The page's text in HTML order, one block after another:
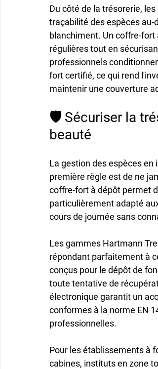
Du côté de la trésorerie,
traçabilité des espèces au-
blanchiment. Un coffre-
régulières tout en
professionnels
fort certifié, ce qui rend
maintenir une couverture
🛡️ Sécuriser la
beauté
La gestion des espèces
première règle est de ne
coffre-fort à dépôt permet
particulièrement adapté
cours de journée sans
Les gammes Hartmann
répondant parfaitement à
conçus pour le dépôt de
toute tentative de
électronique garantit un
conformes à la norme EN
professionnelles.
Pour les établissements à
cabines, instituts en zone